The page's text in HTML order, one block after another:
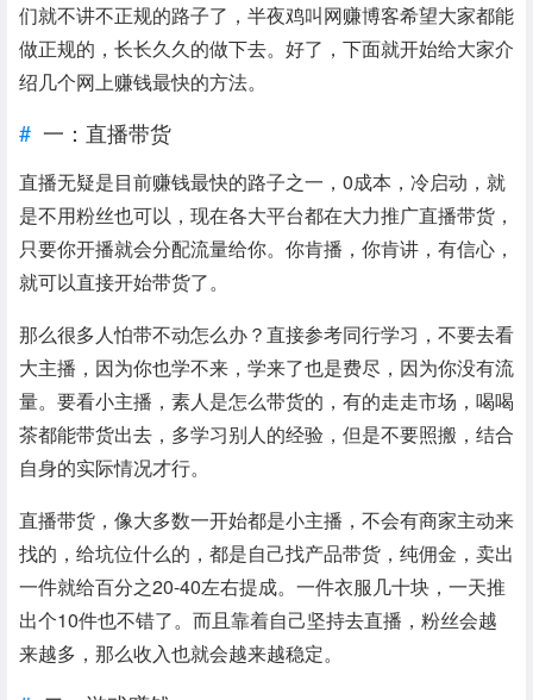
们就不讲不正规的路子了，半夜鸡叫网赚博客希望大家都能
做正规的，长长久久的做下去。好了，下面就开始给大家介
绍几个网上赚钱最快的方法。
一：直播带货
直播无疑是目前赚钱最快的路子之一，0成本，冷启动，就
是不用粉丝也可以，现在各大平台都在大力推广直播带货，
只要你开播就会分配流量给你。你肯播，你肯讲，有信心，
就可以直接开始带货了。
那么很多人怕带不动怎么办？直接参考同行学习，不要去看
大主播，因为你也学不来，学来了也是费尽，因为你没有流
量。要看小主播，素人是怎么带货的，有的走走市场，喝喝
茶都能带货出去，多学习别人的经验，但是不要照搬，结合
自身的实际情况才行。
直播带货，像大多数一开始都是小主播，不会有商家主动来
找的，给坑位什么的，都是自己找产品带货，纯佣金，卖出
一件就给百分之20-40左右提成。一件衣服几十块，一天推
出个10件也不错了。而且靠着自己坚持去直播，粉丝会越
来越多，那么收入也就会越来越稳定。